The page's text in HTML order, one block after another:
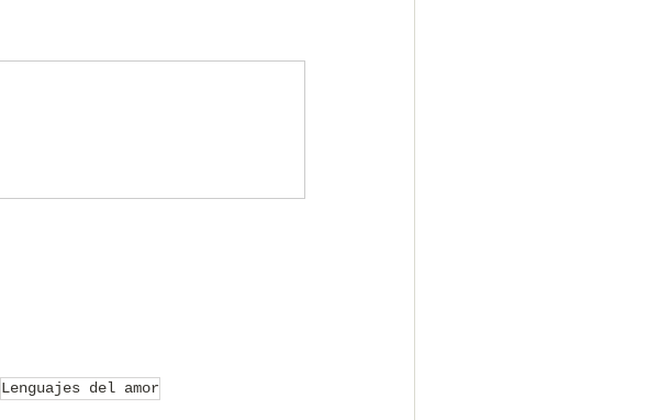
Lenguajes del amor